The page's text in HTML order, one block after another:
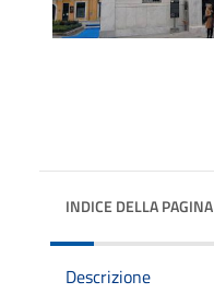
INDICE DELLA PAGINA
Descrizione